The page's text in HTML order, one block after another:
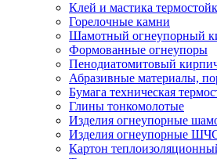
Клей и мастика
Горелочные камни
Шамотный огнеупорный
Формованные огнеупоры
Пенодиатомитовый
Абразивные материалы,
Бумага техническая
Глины тонкомолотые
Изделия огнеупорные
Изделия огнеупорные
Картон